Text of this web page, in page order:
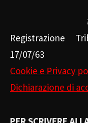
Registrazione
17/07/63
Cookie e Privacy
Dichiarazione di